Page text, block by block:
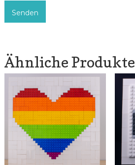
Ähnliche Produkte